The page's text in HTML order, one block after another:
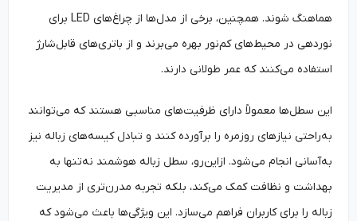
هماهنگ شوند. همچنین، برخی از مدل‌ها از چراغ‌های LED برای
نوردهی در محیط‌های کم‌نور بهره می‌برند و از باتری‌های قابل‌شارژ
استفاده می‌کنند که عمر طولانی دارند.
این سطل‌ها معمولاً دارای ظرفیت‌های مناسبی هستند که می‌توانند
به‌راحتی نیازهای روزمره را برآورده کنند و تبادل کیسه‌های زباله نیز
به‌آسانی انجام می‌شود. ازاین‌رو، سطل زباله هوشمند نه‌تنها به
بهداشت و نظافت کمک می‌کند، بلکه تجربه مدرن‌تری از مدیریت
زباله را برای کاربران فراهم می‌سازد. این ویژگی‌ها باعث می‌شود که